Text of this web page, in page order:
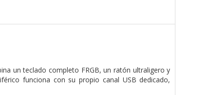
un teclado completo FRGB, un ratón ultraligero y
funciona con su propio canal USB dedicado,